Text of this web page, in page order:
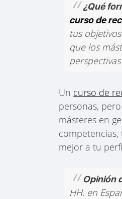
¿Qué
curso de
tus
que los
Un curso de
personas,
másteres en
mejor a tu
Opinión
HH. en